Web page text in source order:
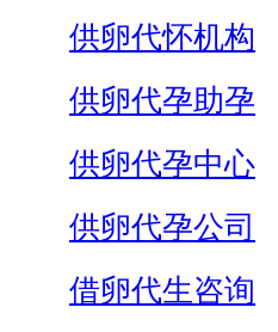
供卵代怀机构
供卵代孕助孕
供卵代孕中心
供卵代孕公司
借卵代生咨询